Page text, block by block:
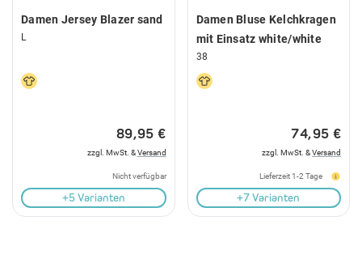
Damen Jersey Blazer sand
L
89,95 €
zzgl. MwSt. &Versand
Nicht verfügbar
+5 Varianten
Damen Bluse Kelchkragen
mit Einsatz white/white
38
74,95 €
zzgl. MwSt. &Versand
Lieferzeit 1-2 Tage
+7 Varianten